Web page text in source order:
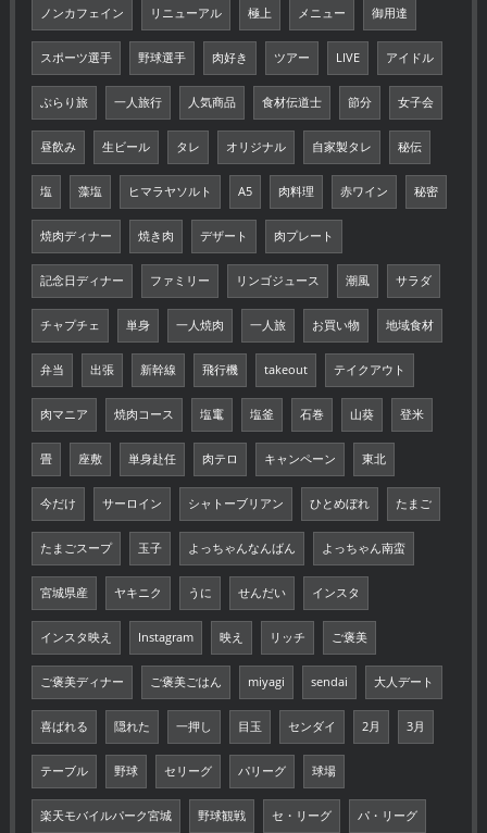
ノンカフェイン リニューアル 極上 メニュー 御用達
スポーツ選手 野球選手 肉好き ツアー LIVE アイドル
ぶらり旅 一人旅行 人気商品 食材伝道士 節分 女子会
昼飲み 生ビール タレ オリジナル 自家製タレ 秘伝
塩 藻塩 ヒマラヤソルト A5 肉料理 赤ワイン 秘密
焼肉ディナー 焼き肉 デザート 肉プレート
記念日ディナー ファミリー リンゴジュース 潮風 サラダ
チャプチェ 単身 一人焼肉 一人旅 お買い物 地域食材
弁当 出張 新幹線 飛行機 takeout テイクアウト
肉マニア 焼肉コース 塩竃 塩釜 石巻 山葵 登米
畳 座敷 単身赴任 肉テロ キャンペーン 東北
今だけ サーロイン シャトーブリアン ひとめぼれ たまご
たまごスープ 玉子 よっちゃんなんばん よっちゃん南蛮
宮城県産 ヤキニク うに せんだい インスタ
インスタ映え Instagram 映え リッチ ご褒美
ご褒美ディナー ご褒美ごはん miyagi sendai 大人デート
喜ばれる 隠れた 一押し 目玉 センダイ 2月 3月
テーブル 野球 セリーグ パリーグ 球場
楽天モバイルパーク宮城 野球観戦 セ・リーグ パ・リーグ